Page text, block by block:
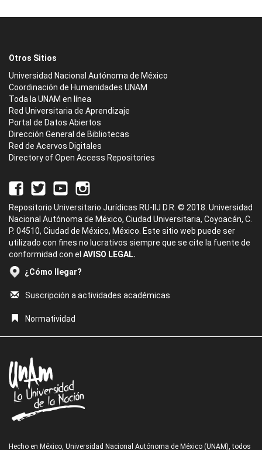
Otros Sitios
Universidad Nacional Autónoma de México
Coordinación de Humanidades UNAM
Toda la UNAM en línea
Red Universitaria de Aprendizaje
Portal de Datos Abiertos
Dirección General de Bibliotecas
Red de Acervos Digitales
Directory of Open Access Repositories
Repositorio Universitario Jurídicas RU-IIJ D.R. © 2018. Universidad
Nacional Autónoma de México, Ciudad Universitaria, Coyoacán, C.
P. 04510, Ciudad de México, México. Este sitio web puede ser
utilizado con fines no lucrativos siempre que se cite la fuente de
conformidad con el AVISO LEGAL.
¿Cómo llegar?
Suscripción a actividades académicas
Normatividad
Hecho en México, Universidad Nacional Autónoma de México (UNAM), todos